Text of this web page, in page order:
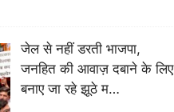
जेल से नहीं डरती भाजपा,
जनहित की आवाज़ दबाने के लिए
बनाए जा रहे झूठे म…